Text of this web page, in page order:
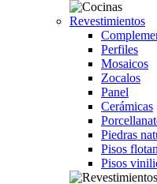
Revestimientos
Perfiles
Mosaicos
Zocalos
Panel
Cerámicas
Piedras
Pisos
Pisos